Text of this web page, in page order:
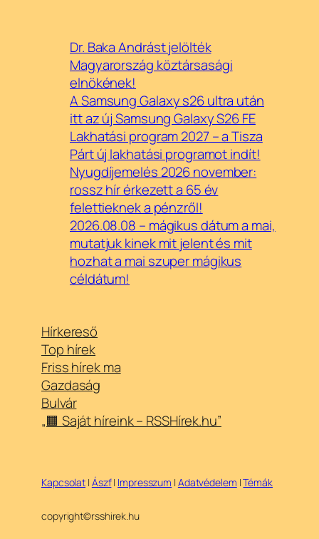
Dr. Baka Andrást jelölték
Magyarország köztársasági
elnökének!
A Samsung Galaxy s26 ultra után
itt az új Samsung Galaxy S26 FE
Lakhatási program 2027 – a Tisza
Párt új lakhatási programot indít!
Nyugdíjemelés 2026 november:
rossz hír érkezett a 65 év
felettieknek a pénzről!
2026.08.08 – mágikus dátum a mai,
mutatjuk kinek mit jelent és mit
hozhat a mai szuper mágikus
céldátum!
Hírkereső
Top hírek
Friss hírek ma
Gazdaság
Bulvár
„🟧 Saját híreink – RSSHírek.hu”
Kapcsolat | Ászf| Impresszum | Adatvédelem |Témák
copyright©rsshirek.hu